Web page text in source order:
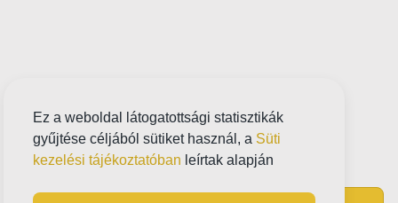
Ez a weboldal látogatottsági statisztikák
gyűjtése céljából sütiket használ, a Süti
kezelési tájékoztatóban leírtak alapján
Próbatábla